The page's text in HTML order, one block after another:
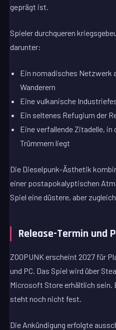
geprägt ist.
Spieler durchqueren
darunter:
Ein nomadisches Netzwerk
Wanderern
Eine vulkanische
Ein seltenes Refugium der
Eine verfallende Zitadelle, in
Trümmern liegt
Die Dieselpunk-Ästhetik
einer postapokalyptischen
Spiel eine düstere, aber
Release-Termin und
ZOOPUNK erscheint 2027 für
und PC. Das Spiel wird über
Microsoft Store erhältlich sein.
steht noch nicht fest.
Die Ankündigung erfolgte